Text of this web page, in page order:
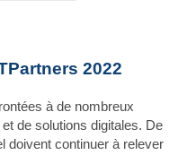
à de nombreux
de solutions digitales. De
doivent continuer à relever